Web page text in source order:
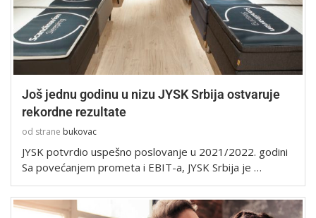
Još jednu godinu u nizu JYSK Srbija ostvaruje
rekordne rezultate
od strane bukovac
JYSK potvrdio uspešno poslovanje u 2021/2022. godini
Sa povećanjem prometa i EBIT-a, JYSK Srbija je …